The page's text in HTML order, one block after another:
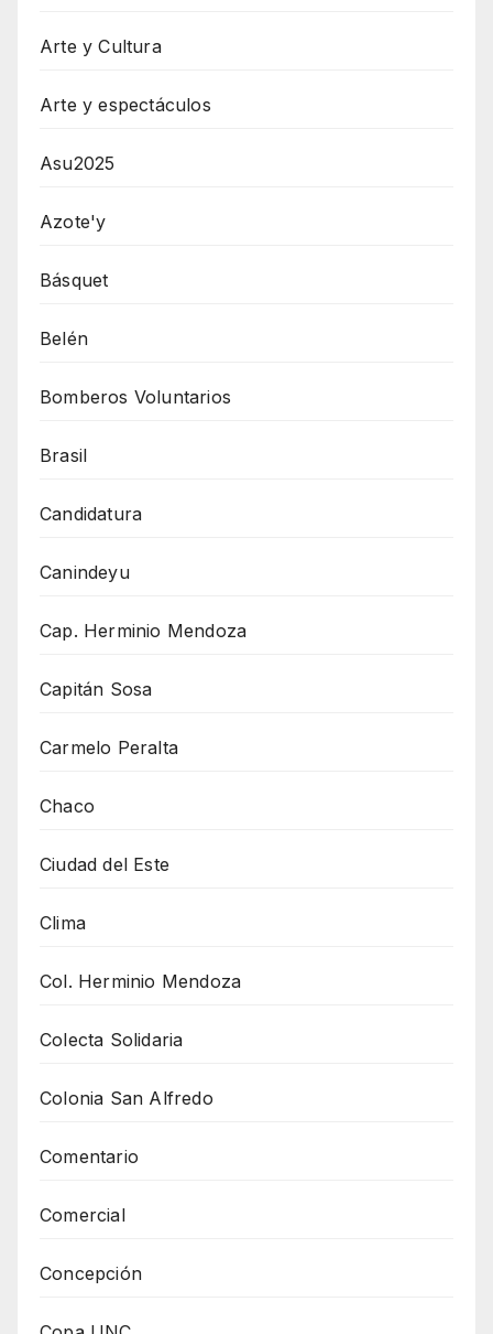
Arte y Cultura
Arte y espectáculos
Asu2025
Azote'y
Básquet
Belén
Bomberos Voluntarios
Brasil
Candidatura
Canindeyu
Cap. Herminio Mendoza
Capitán Sosa
Carmelo Peralta
Chaco
Ciudad del Este
Clima
Col. Herminio Mendoza
Colecta Solidaria
Colonia San Alfredo
Comentario
Comercial
Concepción